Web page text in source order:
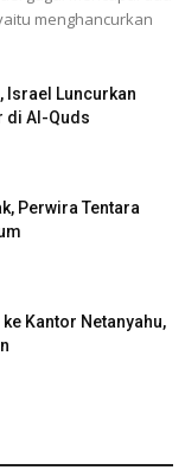
menghancurkan
Israel Luncurkan
di Al-Quds
Perwira Tentara
Kantor Netanyahu,